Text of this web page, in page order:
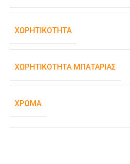
ΧΩΡΗΤΙΚΌΤΗΤΑ
ΧΩΡΗΤΙΚΌΤΗΤΑ ΜΠΑΤΑΡΊΑΣ
ΧΡΏΜΑ